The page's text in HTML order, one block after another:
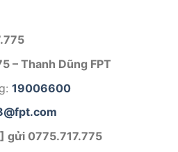
– Thanh Dũng FPT
19006600
gửi 0775.717.775